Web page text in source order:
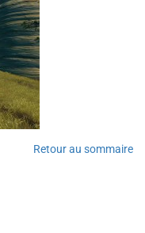
Retour au sommaire